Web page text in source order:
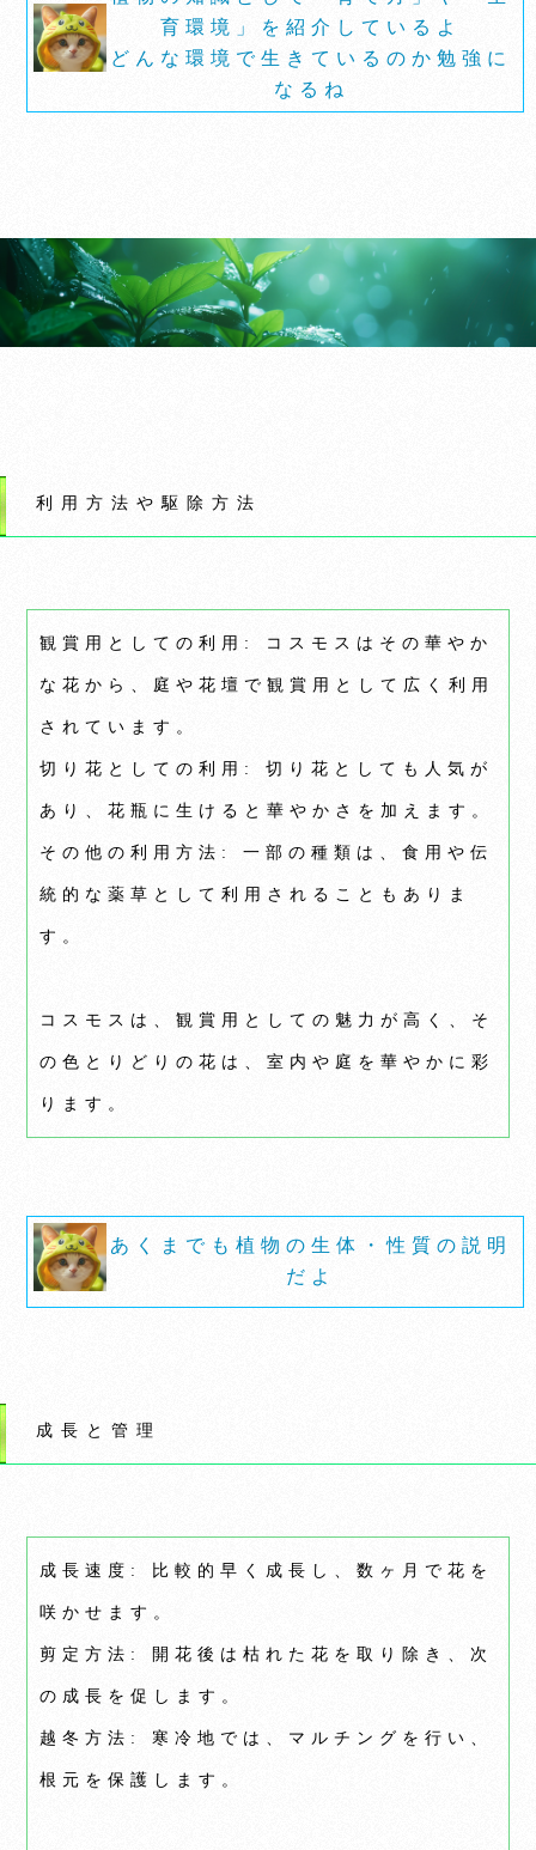
育環境」を紹介しているよ
どんな環境で生きているのか勉強に
なるね
利用方法や駆除方法
観賞用としての利用: コスモスはその華やか
な花から、庭や花壇で観賞用として広く利用
されています。
切り花としての利用: 切り花としても人気が
あり、花瓶に生けると華やかさを加えます。
その他の利用方法: 一部の種類は、食用や伝
統的な薬草として利用されることもありま
す。
コスモスは、観賞用としての魅力が高く、そ
の色とりどりの花は、室内や庭を華やかに彩
ります。
あくまでも植物の生体・性質の説明
だよ
成長と管理
成長速度: 比較的早く成長し、数ヶ月で花を
咲かせます。
剪定方法: 開花後は枯れた花を取り除き、次
の成長を促します。
越冬方法: 寒冷地では、マルチングを行い、
根元を保護します。